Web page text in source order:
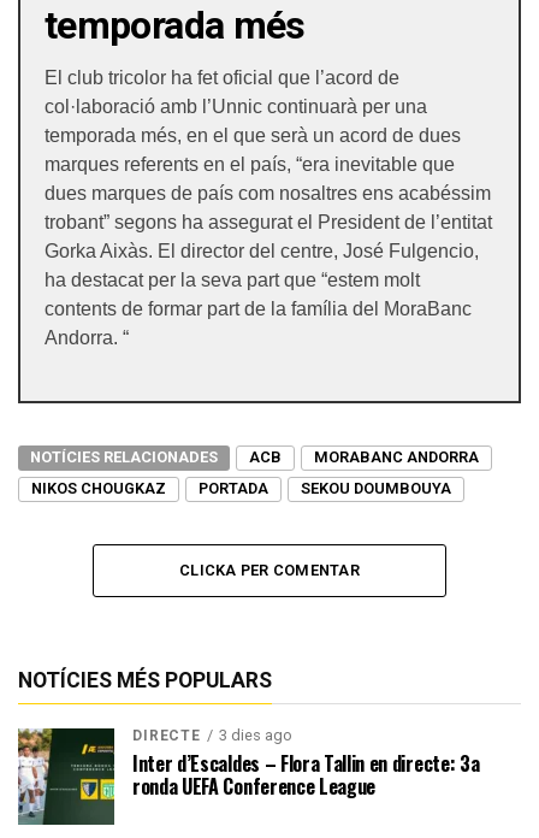
temporada més
El club tricolor ha fet oficial que l’acord de
col·laboració amb l’Unnic continuarà per una
temporada més, en el que serà un acord de dues
marques referents en el país, “era inevitable que
dues marques de país com nosaltres ens acabéssim
trobant” segons ha assegurat el President de l’entitat
Gorka Aixàs. El director del centre, José Fulgencio,
ha destacat per la seva part que “estem molt
contents de formar part de la família del MoraBanc
Andorra. “
NOTÍCIES RELACIONADES ACB
MORABANC ANDORRA
NIKOS CHOUGKAZ
PORTADA SEKOU DOUMBOUYA
CLICKA PER COMENTAR
NOTÍCIES MÉS POPULARS
DIRECTE 3 dies ago
Inter d’Escaldes – Flora Tallin en directe: 3a
ronda UEFA Conference League